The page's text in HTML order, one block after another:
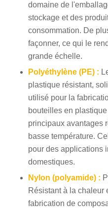
domaine de
stockage et des
consommation. De
façonner, ce qui le
grande échelle.
Polyéthylène (PE) :
plastique résistant,
utilisé pour la
bouteilles en
principaux avantages
basse température.
pour des applications
domestiques.
Nylon (polyamide) :
Résistant à la chaleur
fabrication de